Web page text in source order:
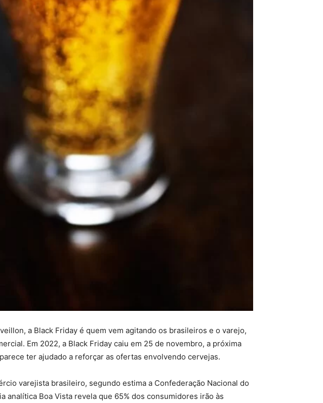
a Black Friday é quem vem agitando os brasileiros e o varejo,
Em 2022, a Black Friday caiu em 25 de novembro, a próxima
ter ajudado a reforçar as ofertas envolvendo cervejas.
varejista brasileiro, segundo estima a Confederação Nacional do
Boa Vista revela que 65% dos consumidores irão às